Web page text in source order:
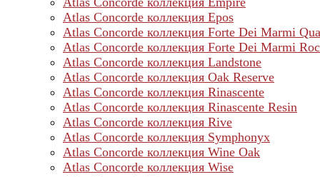
Atlas Concorde коллекция Epos
Atlas Concorde коллекция Forte Dei Marmi
Atlas Concorde коллекция Forte Dei Marmi
Atlas Concorde коллекция Landstone
Atlas Concorde коллекция Oak Reserve
Atlas Concorde коллекция Rinascente
Atlas Concorde коллекция Rinascente Resin
Atlas Concorde коллекция Rive
Atlas Concorde коллекция Symphonyx
Atlas Concorde коллекция Wine Oak
Atlas Concorde коллекция Wise